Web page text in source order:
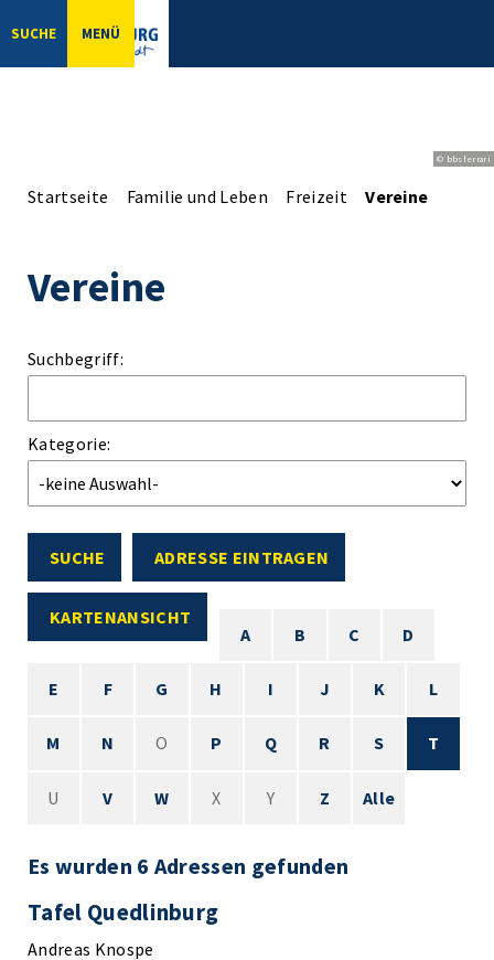
SUCHE MENÜ
© bbsferrari
Startseite Familie und Leben Freizeit Vereine
Vereine
Suchbegriff:
Kategorie:
SUCHE ADRESSE EINTRAGEN
KARTENANSICHT
A
B C D
E F G H I J K L
M N O P Q R S T
U V W X Y Z Alle
Es wurden 6 Adressen gefunden
Tafel Quedlinburg
Andreas Knospe